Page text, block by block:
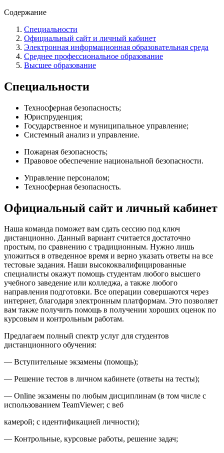
Содержание
Специальности
Официальный сайт и личный кабинет
Электронная информационная образовательная среда
Среднее профессиональное образование
Высшее образование
Специальности
Техносферная безопасность;
Юриспруденция;
Государственное и муниципальное управление;
Системный анализ и управление.
Пожарная безопасность;
Правовое обеспечение национальной безопасности.
Управление персоналом;
Техносферная безопасность.
Официальный сайт и личный кабинет
Наша команда поможет вам сдать сессию под ключ
дистанционно. Данный вариант считается достаточно
простым, по сравнению с традиционным. Нужно лишь
уложиться в отведенное время и верно указать ответы на все
тестовые задания. Наши высококвалифицированные
специалисты окажут помощь студентам любого высшего
учебного заведение или колледжа, а также любого
направления подготовки. Все операции совершаются через
интернет, благодаря электронным платформам. Это позволяет
вам также получить помощь в получении хороших оценок по
курсовым и контрольным работам.
Предлагаем полный спектр услуг для студентов
дистанционного обучения:
— Вступительные экзамены (помощь);
— Решение тестов в личном кабинете (ответы на тесты);
— Online экзамены по любым дисциплинам (в том числе с
использованием TeamViewer; с веб
камерой; с идентификацией личности);
— Контрольные, курсовые работы, решение задач;